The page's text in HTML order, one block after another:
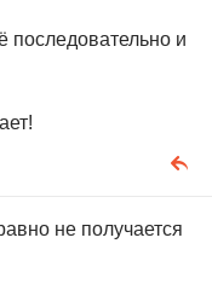
последовательно и
не получается